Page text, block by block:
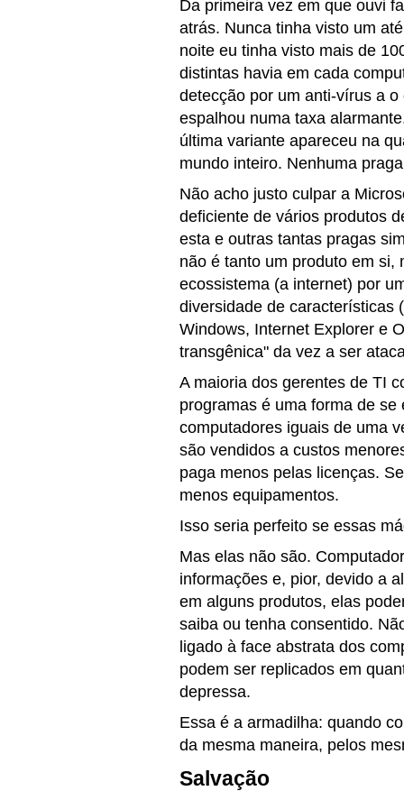
Da primeira vez em que ouvi
atrás. Nunca tinha visto um
noite eu tinha visto mais de
distintas havia em cada
detecção por um anti-vírus a
espalhou numa taxa
última variante apareceu na
mundo inteiro. Nenhuma
Não acho justo culpar a
deficiente de vários produtos
esta e outras tantas pragas
não é tanto um produto em si,
ecossistema (a internet) por
diversidade de características
Windows, Internet Explorer e
transgênica" da vez a ser
A maioria dos gerentes de TI
programas é uma forma de
computadores iguais de uma
são vendidos a custos
paga menos pelas licenças.
menos equipamentos.
Isso seria perfeito se essas
Mas elas não são.
informações e, pior, devido a
em alguns produtos, elas
saiba ou tenha consentido.
ligado à face abstrata dos
podem ser replicados em
depressa.
Essa é a armadilha: quando
da mesma maneira, pelos
Salvação